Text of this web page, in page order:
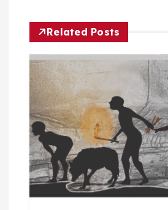
z
n
m
e
s
Related Posts